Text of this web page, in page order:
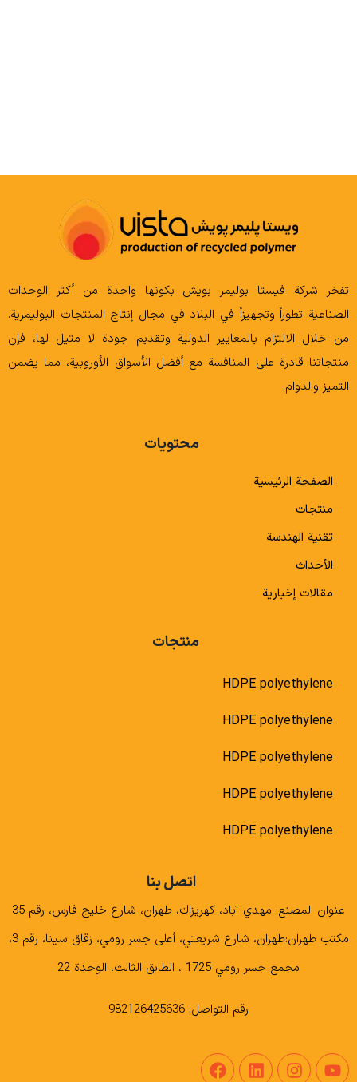
تفخر شركة فيستا بوليمر بويش بكونها واحدة من أكثر الوحدات
الصناعية تطوراً وتجهيزاً في البلاد في مجال إنتاج المنتجات البوليمرية.
من خلال الالتزام بالمعايير الدولية وتقديم جودة لا مثيل لها، فإن
منتجاتنا قادرة على المنافسة مع أفضل الأسواق الأوروبية، مما يضمن
التميز والدوام.
محتويات
الصفحة الرئيسية
منتجات
تقنية الهندسة
الأحداث
مقالات إخبارية
منتجات
HDPE polyethylene
HDPE polyethylene
HDPE polyethylene
HDPE polyethylene
HDPE polyethylene
اتصل بنا
عنوان المصنع: مهدي آباد، كهريزاك، طهران، شارع خليج فارس، رقم 35
مكتب طهران:طهران، شارع شريعتي، أعلى جسر رومي، زقاق سينا، رقم 3،
مجمع جسر رومي 1725 ، الطابق الثالث، الوحدة 22
رقم التواصل: 982126425636